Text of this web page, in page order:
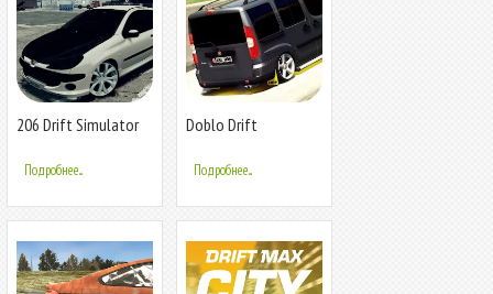
206 Drift Simulator
Подробнее...
Doblo Drift
Подробнее...